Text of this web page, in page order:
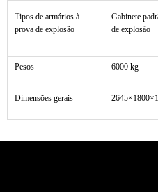
Tipos de armários à
prova de explosão
Gabinete
de explosão
Pesos 6000 kg
Dimensões gerais